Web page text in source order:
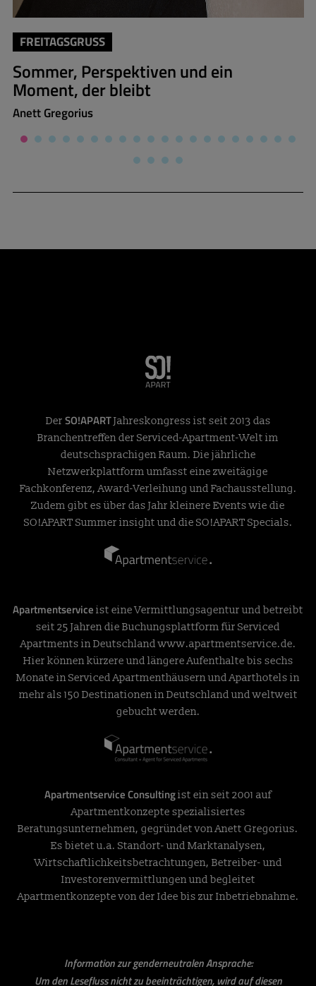
FREITAGSGRUSS
Sommer, Perspektiven und ein
Moment, der bleibt
Anett Gregorius
Der SO!APARTJahreskongress ist seit 2013 das
Branchentreffen der Serviced-Apartment-Welt im
deutschsprachigen Raum. Die jährliche
Netzwerkplattform umfasst eine zweitägige
Fachkonferenz, Award-Verleihung und Fachausstellung.
Zudem gibt es über das Jahr kleinere Events wie die
SO!APART Summer insight und die SO!APART Specials.
Apartmentservice ist eine Vermittlungsagentur und betreibt
seit 25 Jahren die Buchungsplattform für Serviced
Apartments in Deutschlandwww.apartmentservice.de.
Hier können kürzere und längere Aufenthalte bis sechs
Monate in Serviced Apartmenthäusern und Aparthotels in
mehr als 150 Destinationen in Deutschland und weltweit
gebucht werden.
Apartmentservice Consultingist ein seit 2001 auf
Apartmentkonzepte spezialisiertes
Beratungsunternehmen, gegründet von Anett Gregorius.
Es bietet u.a. Standort- und Marktanalysen,
Wirtschaftlichkeitsbetrachtungen, Betreiber- und
Investorenvermittlungen und begleitet
Apartmentkonzepte von der Idee bis zur Inbetriebnahme.
Information zur genderneutralen Ansprache:
Um den Lesefluss nicht zu beeinträchtigen, wird auf diesen